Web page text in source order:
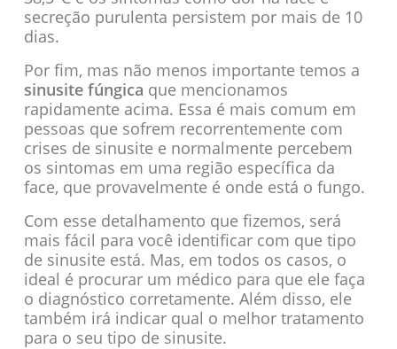
secreção purulenta persistem por mais de 10
dias.
Por fim, mas não menos importante temos a
sinusite fúngica que mencionamos
rapidamente acima. Essa é mais comum em
pessoas que sofrem recorrentemente com
crises de sinusite e normalmente percebem
os sintomas em uma região específica da
face, que provavelmente é onde está o fungo.
Com esse detalhamento que fizemos, será
mais fácil para você identificar com que tipo
de sinusite está. Mas, em todos os casos, o
ideal é procurar um médico para que ele faça
o diagnóstico corretamente. Além disso, ele
também irá indicar qual o melhor tratamento
para o seu tipo de sinusite.